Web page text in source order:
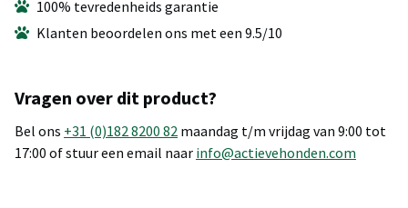
100% tevredenheids garantie
Klanten beoordelen ons met een 9.5/10
Vragen over dit product?
Bel ons +31 (0)182 8200 82 maandag t/m vrijdag van 9:00 tot
17:00 of stuur een email naar info@actievehonden.com